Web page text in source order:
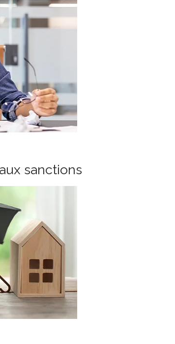
sanctions